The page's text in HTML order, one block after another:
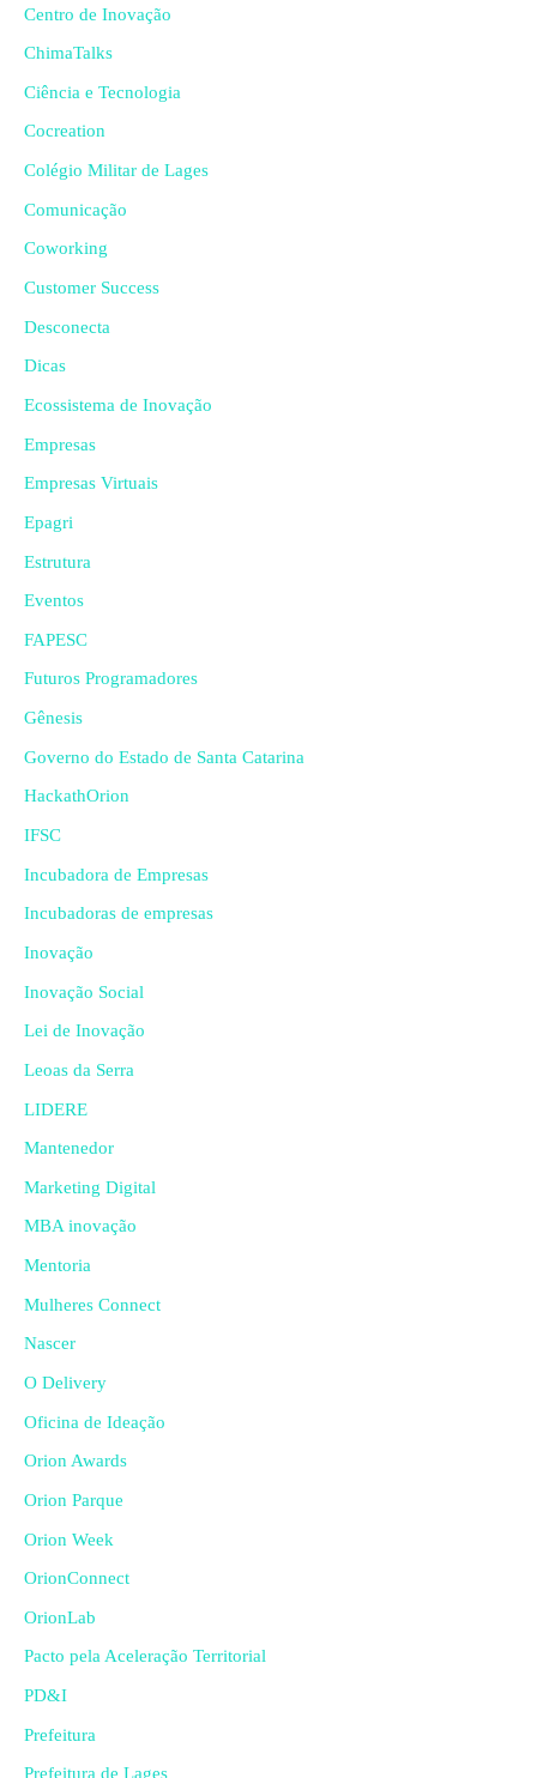
Centro de Inovação
ChimaTalks
Ciência e Tecnologia
Cocreation
Colégio Militar de Lages
Comunicação
Coworking
Customer Success
Desconecta
Dicas
Ecossistema de Inovação
Empresas
Empresas Virtuais
Epagri
Estrutura
Eventos
FAPESC
Futuros Programadores
Gênesis
Governo do Estado de Santa Catarina
HackathOrion
IFSC
Incubadora de Empresas
Incubadoras de empresas
Inovação
Inovação Social
Lei de Inovação
Leoas da Serra
LIDERE
Mantenedor
Marketing Digital
MBA inovação
Mentoria
Mulheres Connect
Nascer
O Delivery
Oficina de Ideação
Orion Awards
Orion Parque
Orion Week
OrionConnect
OrionLab
Pacto pela Aceleração Territorial
PD&I
Prefeitura
Prefeitura de Lages